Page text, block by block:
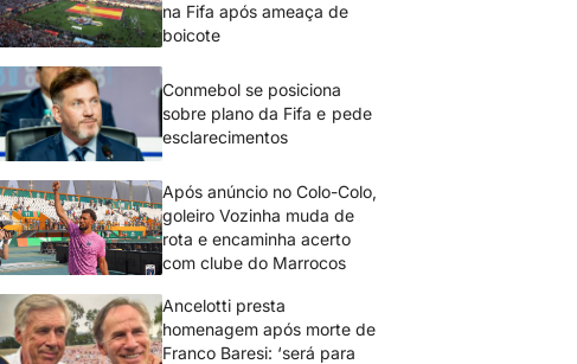
na Fifa após ameaça de
boicote
Conmebol se posiciona
sobre plano da Fifa e pede
esclarecimentos
Após anúncio no Colo-Colo,
goleiro Vozinha muda de
rota e encaminha acerto
com clube do Marrocos
Ancelotti presta
homenagem após morte de
Franco Baresi: ‘será para